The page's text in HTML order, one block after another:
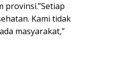
provinsi.”Setiap
Kami tidak
masyarakat,”